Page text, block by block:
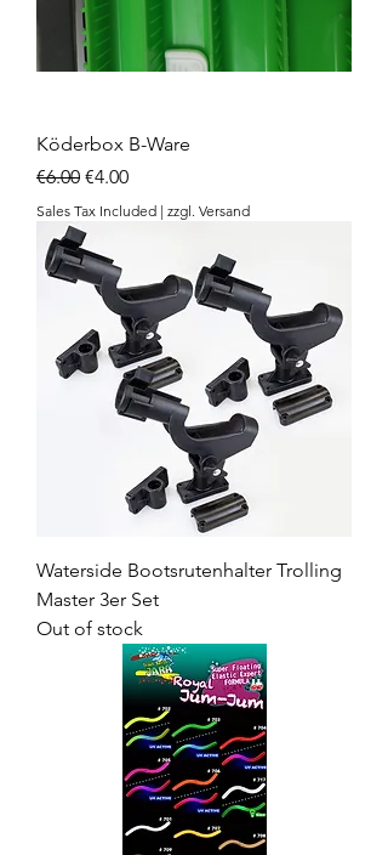
Köderbox B-Ware
Regular Price
€6.00 Sale Price
€4.00
Sales Tax Included | zzgl. Versand
Waterside Bootsrutenhalter Trolling
Master 3er Set
Out of stock